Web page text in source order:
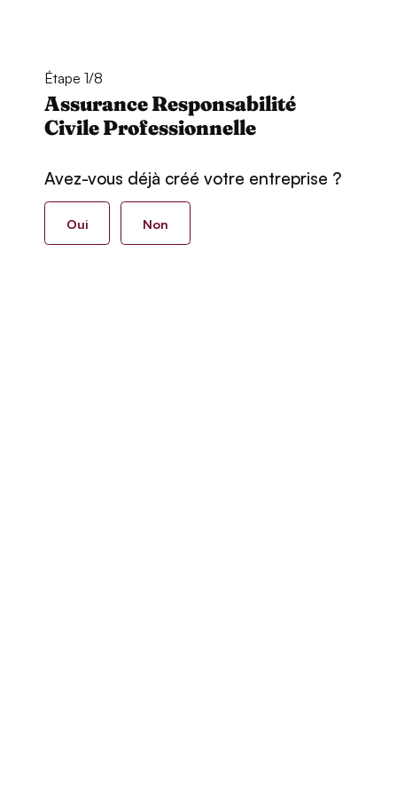
Étape 1/8
Assurance Responsabilité
Civile Professionnelle
Avez-vous déjà créé votre entreprise ?
Oui Non